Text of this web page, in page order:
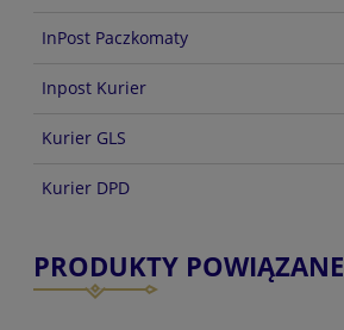
InPost Paczkomaty
Inpost Kurier
Kurier GLS
Kurier DPD
PRODUKTY POWIĄZANE